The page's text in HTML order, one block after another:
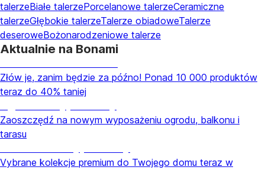
talerzeBiałe talerzePorcelanowe talerzeCeramiczne
talerzeGłębokie talerzeTalerze obiadoweTalerze
deseroweBożonarodzeniowe talerze
Aktualnie na Bonami
Złów je, zanim będzie za późno! Ponad 10 000 produktów
teraz do 40% taniej
Zaoszczędź na nowym wyposażeniu ogrodu, balkonu i
tarasu
Vybrane kolekcje premium do Twojego domu teraz w